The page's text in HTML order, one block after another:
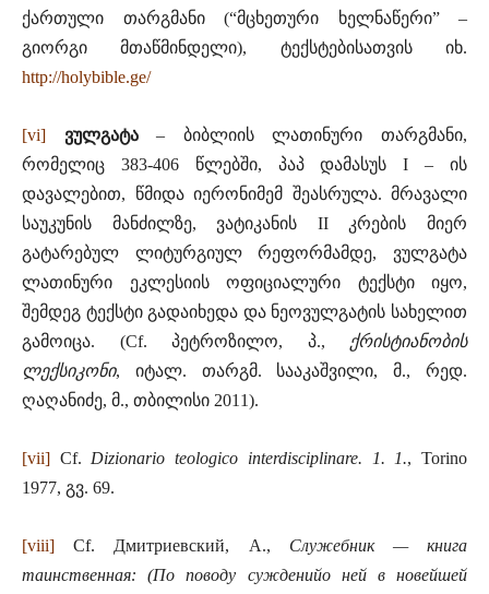
ქართული თარგმანი (“მცხეთური ხელნაწერი” –
გიორგი მთაწმინდელი), ტექსტებისათვის იხ.
http://holybible.ge/
[vi] ვულგატა– ბიბლიის ლათინური თარგმანი,
რომელიც 383-406 წლებში, პაპ დამასუს I – ის
დავალებით, წმიდა იერონიმემ შეასრულა. მრავალი
საუკუნის მანძილზე, ვატიკანის II კრების მიერ
გატარებულ ლიტურგიულ რეფორმამდე, ვულგატა
ლათინური ეკლესიის ოფიციალური ტექსტი იყო,
შემდეგ ტექსტი გადაიხედა და ნეოვულგატის სახელით
გამოიცა. (Cf. პეტროზილო, პ., ქრისტიანობის
ლექსიკონი, იტალ. თარგმ. სააკაშვილი, მ., რედ.
ღაღანიძე, მ., თბილისი 2011).
[vii] Cf. Dizionario teologico interdisciplinare. 1. 1., Torino
1977, გვ. 69.
[viii] Cf. Дмитриевский, А., Служебник — книга
таинственная: (По поводу сужденийо ней в новейшей